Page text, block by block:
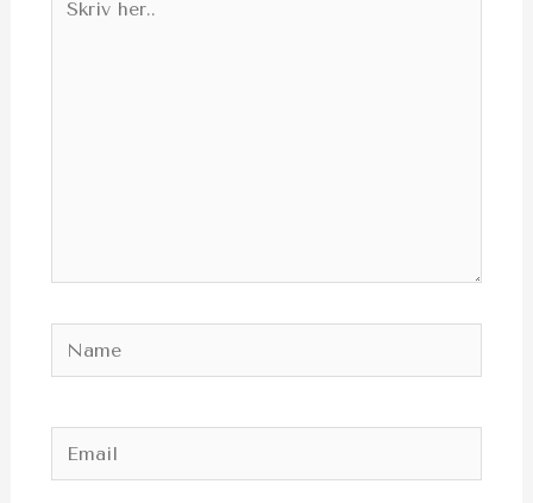
Name
Email